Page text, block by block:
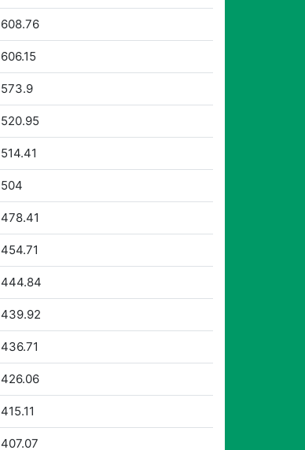
608.76
606.15
573.9
520.95
514.41
504
478.41
454.71
444.84
439.92
436.71
426.06
415.11
407.07